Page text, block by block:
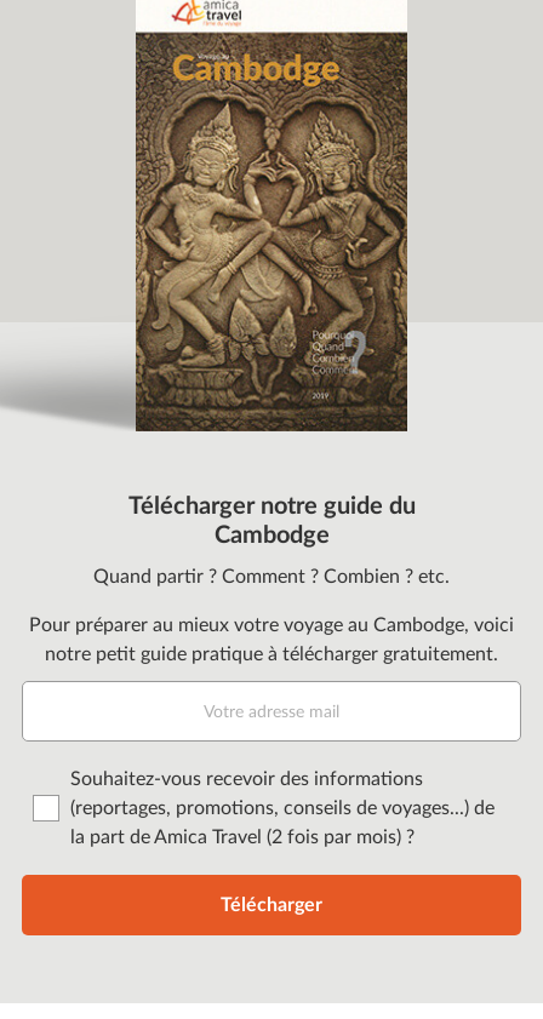
Télécharger notre guide du
Cambodge
Quand partir ? Comment ? Combien ? etc.
Pour préparer au mieux votre voyage au Cambodge, voici
notre petit guide pratique à télécharger gratuitement.
Souhaitez-vous recevoir des informations
(reportages, promotions, conseils de voyages...) de
la part de Amica Travel (2 fois par mois) ?
Télécharger